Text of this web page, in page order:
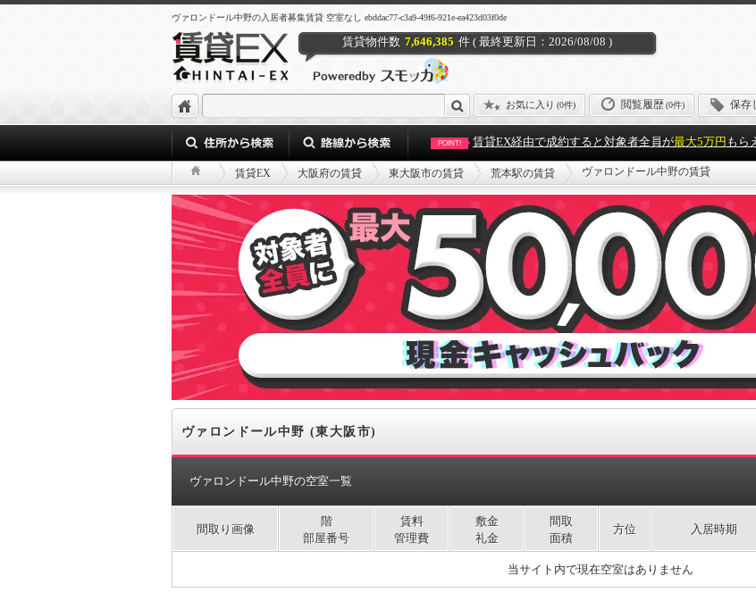
ヴァロンドール中野の入居者募集賃貸 空室なし ebddac77-c3a9-49f6-921e-ea423d03f0de
賃貸物件数 7,646,385 件 ( 最終更新日：2026/08/08 )
お気に入り (0件) 閲覧履歴(0件) 保存
POINT! 賃貸EX経由で成約すると対象者全員が最大5万円 もら
賃貸EX 大阪府の賃貸 東大阪市の賃貸 荒本駅の賃貸 ヴァロンドール中野の賃貸
ヴァロンドール中野 (東大阪市)
ヴァロンドール中野の空室一覧
間取り画像
階
部屋番号
賃料
管理費
敷金
礼金
間取
面積
方位 入居時期
当サイト内で現在空室はありません